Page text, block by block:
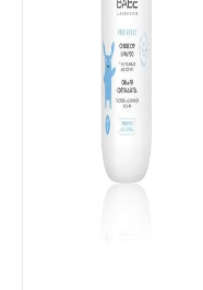
Aktīvās
stiprums